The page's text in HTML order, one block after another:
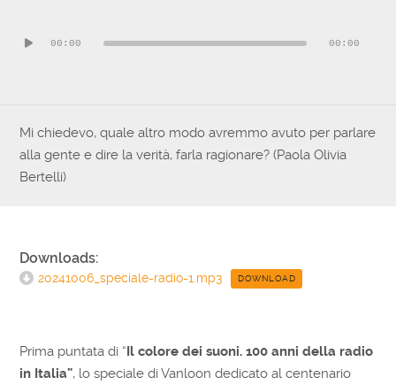
Player00:00 00:00
Mi chiedevo, quale altro modo avremmo avuto per parlare
alla gente e dire la verità, farla ragionare? (Paola Olivia
Bertelli)
Downloads:
20241006_speciale-radio-1.mp3 DOWNLOAD
Prima puntata di “Il colore dei suoni. 100 anni della radio
in Italia”, lo speciale di Vanloon dedicato al centenario